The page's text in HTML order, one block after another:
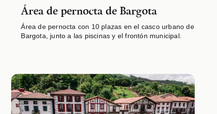
Área de pernocta de Bargota
Área de pernocta con 10 plazas en el casco urbano de
Bargota, junto a las piscinas y el frontón municipal.